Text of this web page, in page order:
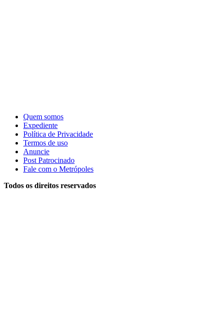
Quem somos
Expediente
Política de Privacidade
Termos de uso
Anuncie
Post Patrocinado
Fale com o Metrópoles
Todos os direitos reservados